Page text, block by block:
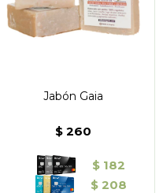
Jabón Gaia
$ 260
$ 182
$ 208